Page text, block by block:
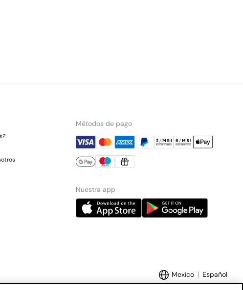
Métodos de pago
Nuestra app
Mexico Español